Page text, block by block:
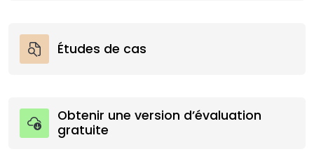
Études de cas
Obtenir une version d’évaluation
gratuite